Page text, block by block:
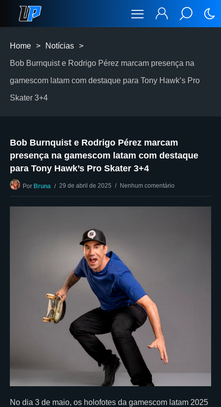
Home > Notícias >
Bob Burnquist e Rodrigo Pérez marcam presença na
gamescom latam com destaque para Tony Hawk’s Pro
Skater 3+4
Bob Burnquist e Rodrigo Pérez marcam
presença na gamescom latam com destaque
para Tony Hawk’s Pro Skater 3+4
Por Bruna 29 de abril de 2025 Nenhum comentário
No dia 3 de maio, os holofotes da gamescom latam 2025